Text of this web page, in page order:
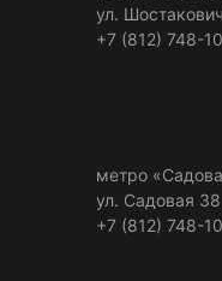
ул.
+7 (812) 748-
метро
ул. Садовая 38
+7 (812) 748-